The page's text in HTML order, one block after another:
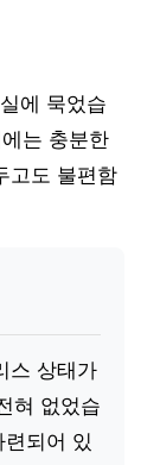
에 묵었습
는 충분한
고도 불편함
스 상태가
혀 없었습
되어 있